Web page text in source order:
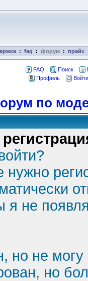
: faq : форум : прайс
FAQ Поиск
Профиль
по
я не
но не могу
но